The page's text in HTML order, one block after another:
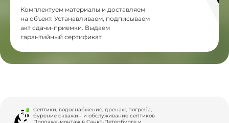
Комплектуем материалы и доставляем
на объект. Устанавливаем, подписываем
акт сдачи-приемки. Выдаем
гарантийный сертификат
Септики, водоснабжение, дренаж, погреба,
бурение скважин и обслуживание септиков